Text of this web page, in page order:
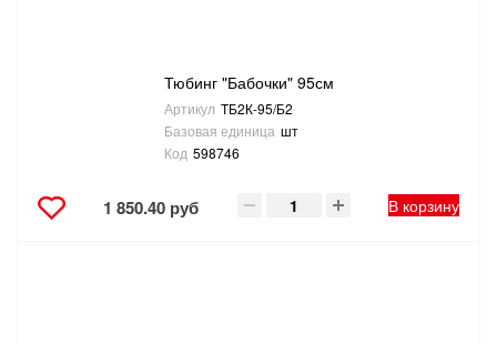
Тюбинг "Бабочки" 95см
Артикул ТБ2К-95/Б2
Базовая единица шт
Код 598746
1 850.40 руб В корзину